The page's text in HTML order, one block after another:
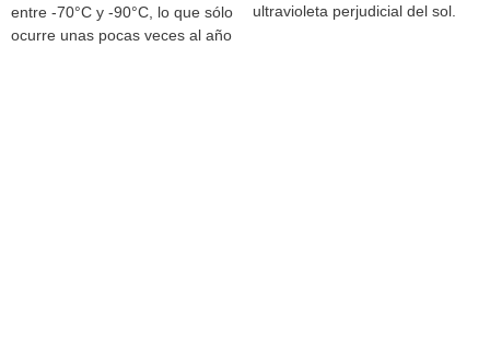
entre -70°C y -90°C, lo que sólo
ocurre unas pocas veces al año
ultravioleta perjudicial del sol.